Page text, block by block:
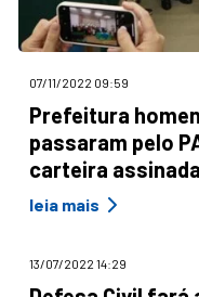
07/11/2022 09:59
Prefeitura
passaram pelo
carteira assinada
leia mais
13/07/2022 14:29